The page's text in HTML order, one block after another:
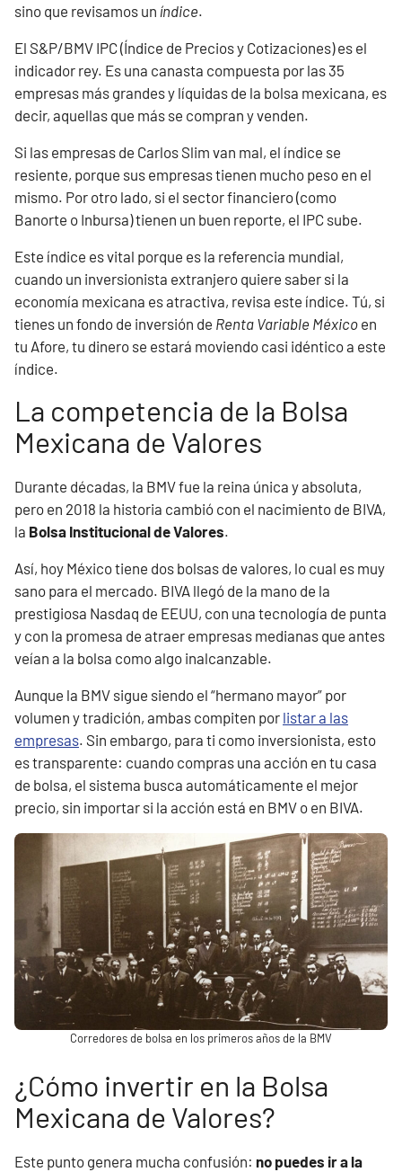
sino que revisamos un índice.
El S&P/BMV IPC (Índice de Precios y Cotizaciones) es el
indicador rey. Es una canasta compuesta por las 35
empresas más grandes y líquidas de la bolsa mexicana, es
decir, aquellas que más se compran y venden.
Si las empresas de Carlos Slim van mal, el índice se
resiente, porque sus empresas tienen mucho peso en el
mismo. Por otro lado, si el sector financiero (como
Banorte o Inbursa) tienen un buen reporte, el IPC sube.
Este índice es vital porque es la referencia mundial,
cuando un inversionista extranjero quiere saber si la
economía mexicana es atractiva, revisa este índice. Tú, si
tienes un fondo de inversión de Renta Variable México en
tu Afore, tu dinero se estará moviendo casi idéntico a este
índice.
La competencia de la Bolsa
Mexicana de Valores
Durante décadas, la BMV fue la reina única y absoluta,
pero en 2018 la historia cambió con el nacimiento de BIVA,
la Bolsa Institucional de Valores.
Así, hoy México tiene dos bolsas de valores, lo cual es muy
sano para el mercado. BIVA llegó de la mano de la
prestigiosa Nasdaq de EEUU, con una tecnología de punta
y con la promesa de atraer empresas medianas que antes
veían a la bolsa como algo inalcanzable.
Aunque la BMV sigue siendo el “hermano mayor” por
volumen y tradición, ambas compiten por listar a las
empresas. Sin embargo, para ti como inversionista, esto
es transparente: cuando compras una acción en tu casa
de bolsa, el sistema busca automáticamente el mejor
precio, sin importar si la acción está en BMV o en BIVA.
Corredores de bolsa en los primeros años de la BMV
¿Cómo invertir en la Bolsa
Mexicana de Valores?
Este punto genera mucha confusión: no puedes ir a la